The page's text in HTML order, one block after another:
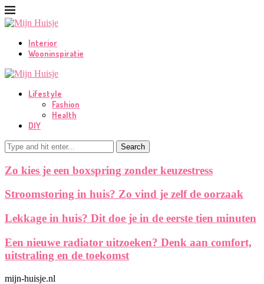
Interior
Wooninspiratie
Lifestyle
Fashion
Health
DIY
Search
Zo kies je een boxspring zonder keuzestress
Stroomstoring in huis? Zo vind je zelf de oorzaak
Lekkage in huis? Dit doe je in de eerste tien minuten
Een nieuwe radiator uitzoeken? Denk aan comfort,
uitstraling en de toekomst
mijn-huisje.nl